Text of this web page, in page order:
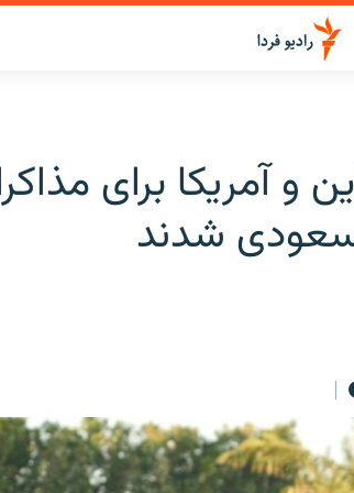
و آمریکا برای
شدند